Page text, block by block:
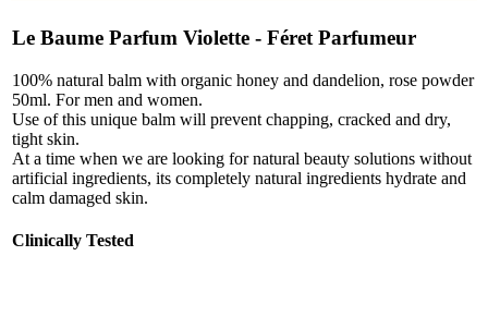
Le Baume Parfum Violette - Féret Parfumeur
100% natural balm with organic honey and dandelion, rose powder
50ml. For men and women.
Use of this unique balm will prevent chapping, cracked and dry,
tight skin.
At a time when we are looking for natural beauty solutions without
artificial ingredients, its completely natural ingredients hydrate and
calm damaged skin.
Clinically Tested